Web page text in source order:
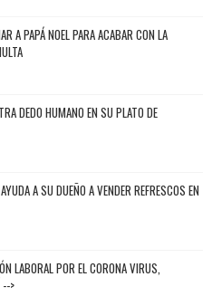
A PAPÁ NOEL PARA ACABAR CON LA
DEDO HUMANO EN SU PLATO DE
A SU DUEÑO A VENDER REFRESCOS EN
LABORAL POR EL CORONA VIRUS,
-->